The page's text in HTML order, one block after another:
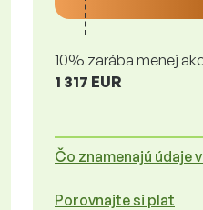
10% zarába menej
1 317 EUR
Čo znamenajú údaje
Porovnajte si plat